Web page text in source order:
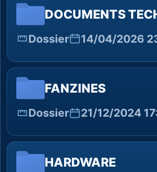
DOCUMENTS
Dossier 14/04/2026
FANZINES
Dossier 21/12/2024
HARDWARE